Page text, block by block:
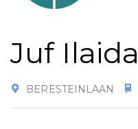
Juf Ilaida
BERESTEINLAAN